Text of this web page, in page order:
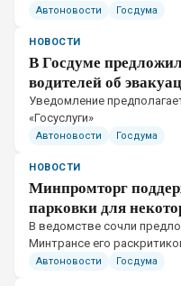
Автоновости Госдума
НОВОСТИ
В Госдуме
водителей об
Уведомление
«Госуслуги»
Автоновости Госдума
НОВОСТИ
Минпромторг
парковки для
В ведомстве сочли
Минтрансе его
Автоновости Госдума